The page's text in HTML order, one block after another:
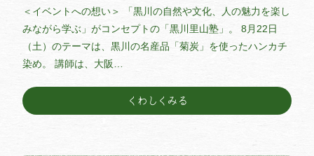
＜イベントへの想い＞ 「黒川の自然や文化、人の魅力を楽し
みながら学ぶ」がコンセプトの「黒川里山塾」。 8月22日
（土）のテーマは、黒川の名産品「菊炭」を使ったハンカチ
染め。 講師は、大阪…
くわしくみる